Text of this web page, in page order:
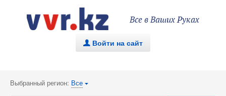
Все в Ваших Руках
. Войти на сайт
Выбранный регион: Все {